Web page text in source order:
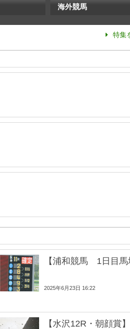
海外競馬
特集
【浦和競馬 1日目馬
2025年6月23日 16:22
【水沢12R・朝顔賞